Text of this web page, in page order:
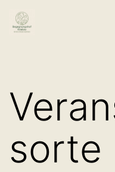
Zum
Inhalt
sorte